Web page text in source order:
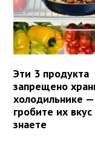
Эти 3 продукта
запрещено
холодильнике
гробите их
знаете